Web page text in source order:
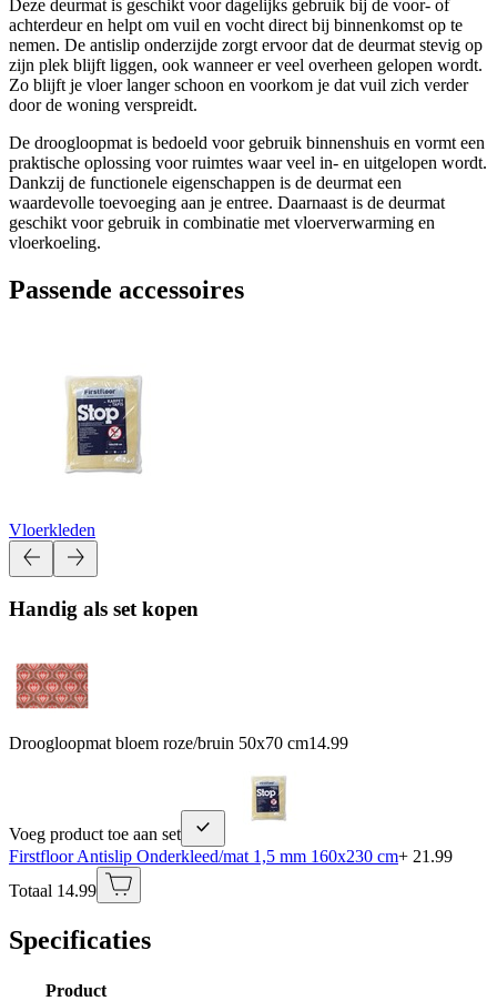
Deze deurmat is geschikt voor dagelijks gebruik bij de voor- of
achterdeur en helpt om vuil en vocht direct bij binnenkomst op te
nemen. De antislip onderzijde zorgt ervoor dat de deurmat stevig op
zijn plek blijft liggen, ook wanneer er veel overheen gelopen wordt.
Zo blijft je vloer langer schoon en voorkom je dat vuil zich verder
door de woning verspreidt.
De droogloopmat is bedoeld voor gebruik binnenshuis en vormt een
praktische oplossing voor ruimtes waar veel in- en uitgelopen wordt.
Dankzij de functionele eigenschappen is de deurmat een
waardevolle toevoeging aan je entree. Daarnaast is de deurmat
geschikt voor gebruik in combinatie met vloerverwarming en
vloerkoeling.
Passende accessoires
Vloerkleden
Handig als set kopen
Droogloopmat bloem roze/bruin 50x70 cm14.99
Voeg product toe aan set
Firstfloor Antislip Onderkleed/mat 1,5 mm 160x230 cm+ 21.99
Totaal 14.99
Specificaties
Product